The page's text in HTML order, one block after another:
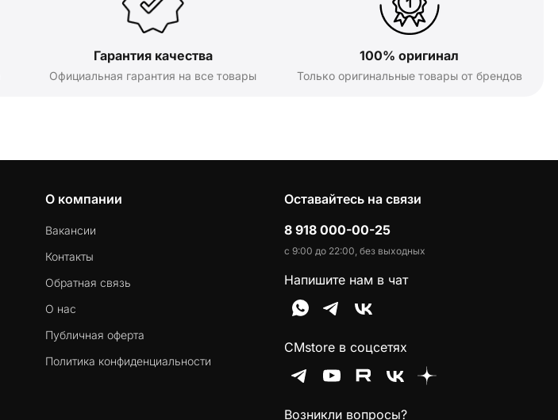
Гарантия качества
Официальная гарантия на все товары
100% оригинал
Только оригинальные товары от брендов
О компании
Вакансии
Контакты
Обратная связь
О нас
Публичная оферта
Политика конфиденциальности
Оставайтесь на связи
8 918 000-00-25
с 9:00 до 22:00, без выходных
Напишите нам в чат
CMstore в соцсетях
Возникли вопросы?